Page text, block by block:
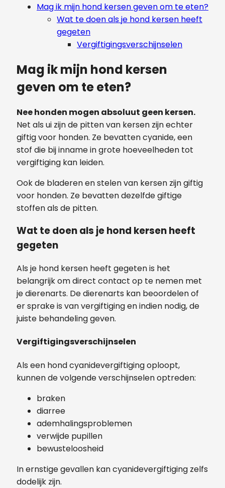
Mag ik mijn hond kersen geven om te eten?
Wat te doen als je hond kersen heeft
gegeten
Vergiftigingsverschijnselen
Mag ik mijn hond kersen
geven om te eten?
Nee honden mogen absoluut geen kersen.
Net als ui zijn de pitten van kersen zijn echter
giftig voor honden. Ze bevatten cyanide, een
stof die bij inname in grote hoeveelheden tot
vergiftiging kan leiden.
Ook de bladeren en stelen van kersen zijn giftig
voor honden. Ze bevatten dezelfde giftige
stoffen als de pitten.
Wat te doen als je hond kersen heeft
gegeten
Als je hond kersen heeft gegeten is het
belangrijk om direct contact op te nemen met
je dierenarts. De dierenarts kan beoordelen of
er sprake is van vergiftiging en indien nodig, de
juiste behandeling geven.
Vergiftigingsverschijnselen
Als een hond cyanidevergiftiging oploopt,
kunnen de volgende verschijnselen optreden:
braken
diarree
ademhalingsproblemen
verwijde pupillen
bewusteloosheid
In ernstige gevallen kan cyanidevergiftiging zelfs
dodelijk zijn.